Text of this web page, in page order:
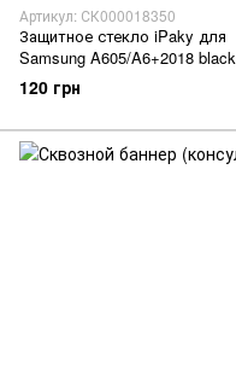
Артикул: СК000018350
Защитное стекло iPaky для
Samsung A605/A6+2018 black
120 грн